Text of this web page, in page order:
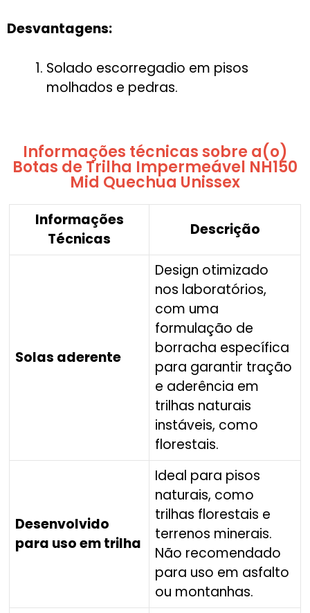
Desvantagens:
Solado escorregadio em pisos
molhados e pedras.
Informações técnicas sobre a(o)
Botas de Trilha Impermeável NH150
Mid Quechua Unissex
Informações
Técnicas
Descrição
Solas aderente
Design otimizado
nos laboratórios,
com uma
formulação de
borracha específica
para garantir tração
e aderência em
trilhas naturais
instáveis, como
florestais.
Desenvolvido
para uso em trilha
Ideal para pisos
naturais, como
trilhas florestais e
terrenos minerais.
Não recomendado
para uso em asfalto
ou montanhas.